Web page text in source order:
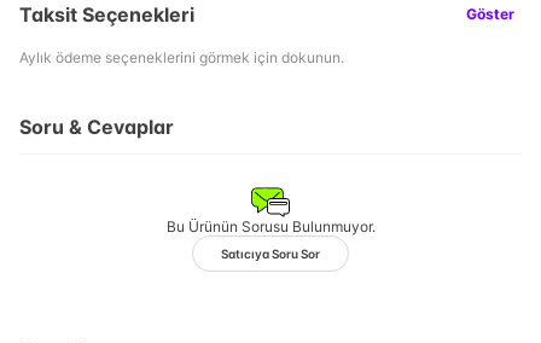
Taksit Seçenekleri Göster
Aylık ödeme seçeneklerini görmek için dokunun.
Soru & Cevaplar
Bu Ürünün Sorusu Bulunmuyor.
Satıcıya Soru Sor